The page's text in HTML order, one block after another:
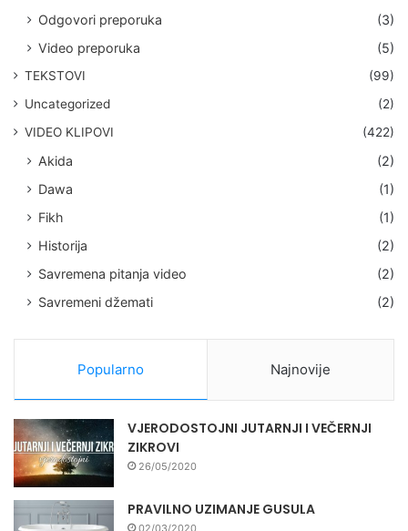
Odgovori preporuka
(3)
Video preporuka
(5)
TEKSTOVI
(99)
Uncategorized
(2)
VIDEO KLIPOVI
(422)
Akida
(2)
Dawa
(1)
Fikh
(1)
Historija
(2)
Savremena pitanja video
(2)
Savremeni džemati
(2)
Popularno Najnovije
VJERODOSTOJNI JUTARNJI I VEČERNJI
ZIKROVI
26/05/2020
PRAVILNO UZIMANJE GUSULA